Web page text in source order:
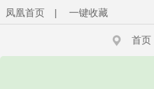
凤凰首页 | 一键收藏
首页